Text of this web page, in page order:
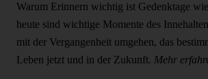
Warum Erinnern wichtig ist Gedenktage
heute sind wichtige Momente des
mit der Vergangenheit umgehen, das
Leben jetzt und in der Zukunft. Mehr